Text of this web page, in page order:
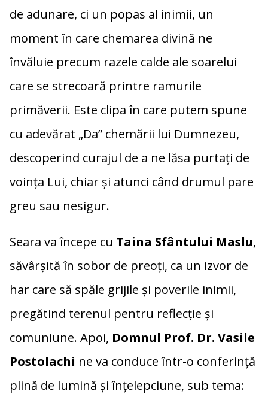
de adunare, ci un popas al inimii, un
momentîn care chemarea divină ne
învăluie precum razele calde ale soarelui
care se strecoară printre ramurile
primăverii. Este clipaîn care putem spune
cu adevărat „Da” chemării lui Dumnezeu,
descoperind curajul de a ne lăsa purtați de
voința Lui, chiar și atunci când drumul pare
greu sau nesigur.
Seara vaîncepe cu Taina Sfântului Maslu,
săvârșităîn sobor de preoți, ca un izvor de
har care să spăle grijile și poverile inimii,
pregătind terenul pentru reflecție și
comuniune. Apoi, Domnul Prof. Dr. Vasile
Postolachi ne va conduceîntr-o conferință
plină de lumină șiînțelepciune, sub tema: